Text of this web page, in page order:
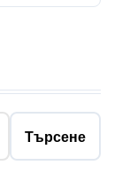
Търсене